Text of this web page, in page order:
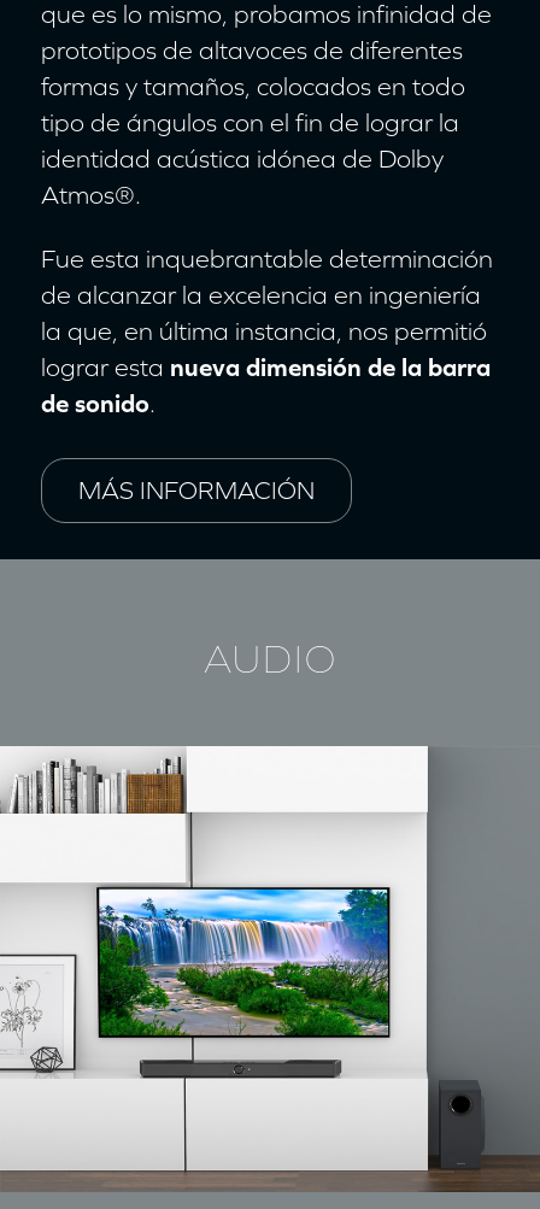
que es lo mismo, probamos infinidad de
prototipos de altavoces de diferentes
formas y tamaños, colocados en todo
tipo de ángulos con el fin de lograr la
identidad acústica idónea de Dolby
Atmos®.
Fue esta inquebrantable determinación
de alcanzar la excelencia en ingeniería
la que, en última instancia, nos permitió
lograr esta nueva dimensión de la barra
de sonido.
MÁS INFORMACIÓN
AUDIO